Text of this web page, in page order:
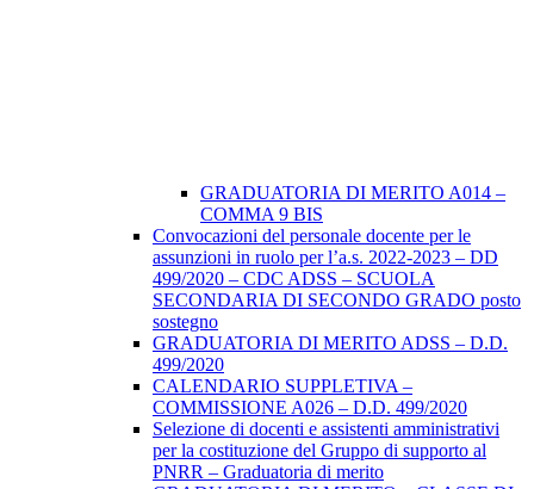
GRADUATORIA DI MERITO A014 –
COMMA 9 BIS
Convocazioni del personale docente per le
assunzioni in ruolo per l’a.s. 2022-2023 – DD
499/2020 – CDC ADSS – SCUOLA
SECONDARIA DI SECONDO GRADO posto
sostegno
GRADUATORIA DI MERITO ADSS – D.D.
499/2020
CALENDARIO SUPPLETIVA –
COMMISSIONE A026 – D.D. 499/2020
Selezione di docenti e assistenti amministrativi
per la costituzione del Gruppo di supporto al
PNRR – Graduatoria di merito